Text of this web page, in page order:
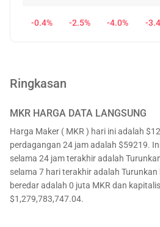
-0.4% -2.5% -4.0% -
Ringkasan
MKR HARGA DATA LANGSUNG
Harga Maker ( MKR ) hari ini adalah
perdagangan 24 jam adalah $59219.
selama 24 jam terakhir adalah
selama 7 hari terakhir adalah Turunkan
beredar adalah 0 juta MKR dan
$1,279,783,747.04.